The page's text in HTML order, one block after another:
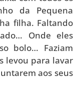
da Pequena
filha. Faltando
Onde eles
bolo… Faziam
levou para lavar
aos seus